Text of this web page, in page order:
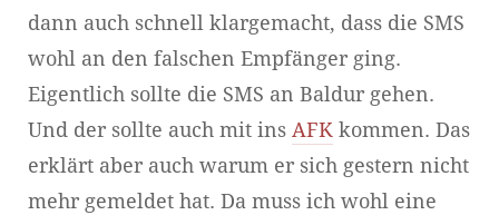
dann auch schnell klargemacht, dass die SMS
wohl an den falschen Empfänger ging.
Eigentlich sollte die SMS an Baldur gehen.
Und der sollte auch mit ins AFK kommen. Das
erklärt aber auch warum er sich gestern nicht
mehr gemeldet hat. Da muss ich wohl eine